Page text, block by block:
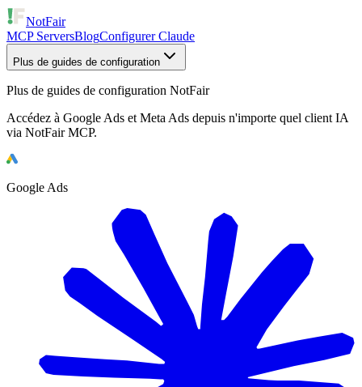
NotFair
MCP ServersBlogConfigurer Claude
Plus de guides de configuration
Plus de guides de configuration NotFair
Accédez à Google Ads et Meta Ads depuis n'importe quel client IA
via NotFair MCP.
Google Ads